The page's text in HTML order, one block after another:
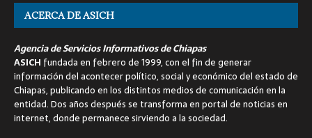
ACERCA DE ASICH
Agencia de Servicios Informativos de Chiapas
ASICH fundada en febrero de 1999, con el fin de generar
información del acontecer político, social y económico del estado de
Chiapas, publicando en los distintos medios de comunicación en la
entidad. Dos años después se transforma en portal de noticias en
internet, donde permanece sirviendo a la sociedad.